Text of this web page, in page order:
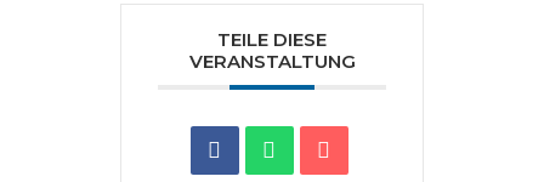
TEILE DIESE
VERANSTALTUNG